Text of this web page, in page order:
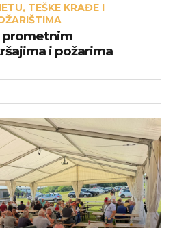
TEŠKE KRAĐE I
prometnim
i požarima